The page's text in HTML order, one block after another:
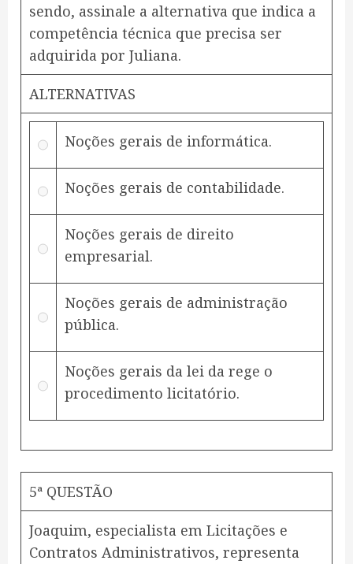
sendo, assinale a alternativa que indica a
competência técnica que precisa ser
adquirida por Juliana.
ALTERNATIVAS
Noções gerais de informática.
Noções gerais de contabilidade.
Noções gerais de direito
empresarial.
Noções gerais de administração
pública.
Noções gerais da lei da rege o
procedimento licitatório.
5ª QUESTÃO
Joaquim, especialista em Licitações e
Contratos Administrativos, representa